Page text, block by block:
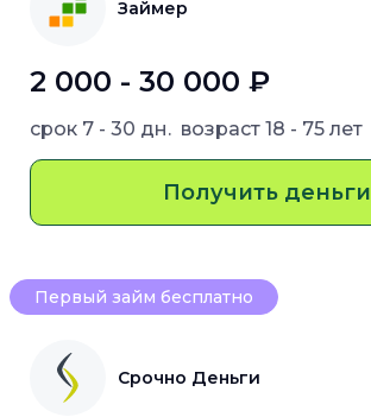
Займер
2 000 - 30 000 ₽
срок 7 - 30 дн. возраст 18 - 75 лет
Получить деньги
Первый займ бесплатно
Срочно Деньги